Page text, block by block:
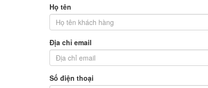
Họ tên
Địa chỉ email
Số điện thoại